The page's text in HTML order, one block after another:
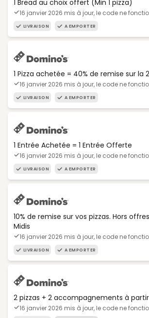
1 Bread au choix offert (Min 1 pizza)
16 janvier 2026 mis à jour, le code ne
LIVRAISON A EMPORTER
1 Pizza achetée = 40% de remise sur la
16 janvier 2026 mis à jour, le code ne
LIVRAISON A EMPORTER
1 Entrée Achetée = 1 Entrée Offerte
16 janvier 2026 mis à jour, le code ne
LIVRAISON A EMPORTER
10% de remise sur vos pizzas. Hors
Midis
16 janvier 2026 mis à jour, le code ne
LIVRAISON A EMPORTER
2 pizzas + 2 accompagnements à
16 janvier 2026 mis à jour, le code ne